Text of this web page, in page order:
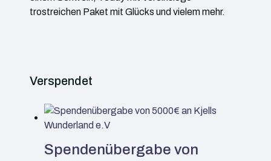
trostreichen Paket mit Glücks und vielem mehr.
Verspendet
Spendenübergabe von